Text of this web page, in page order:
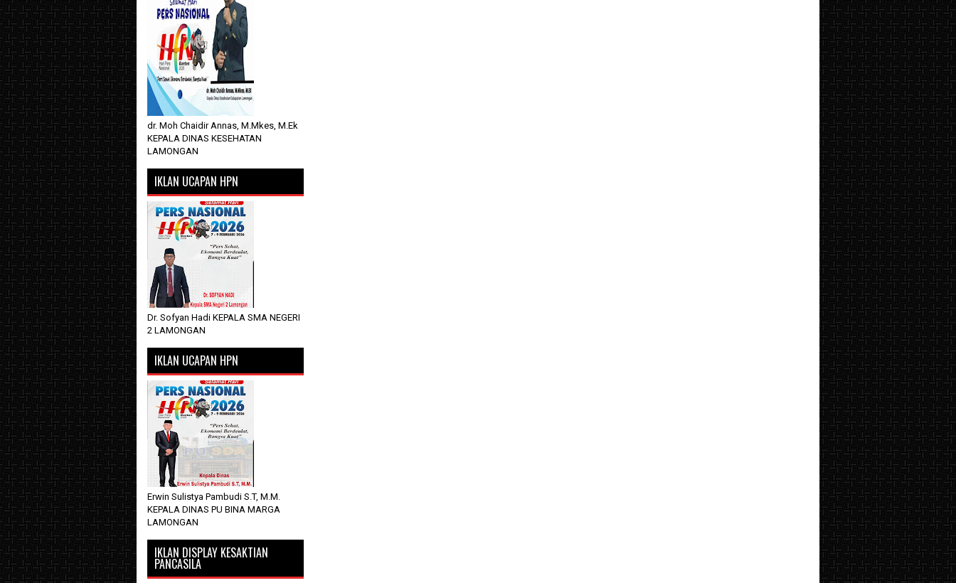
dr. Moh Chaidir Annas, M.Mkes, M.Ek
KEPALA DINAS KESEHATAN
LAMONGAN
IKLAN UCAPAN HPN
Dr. Sofyan Hadi KEPALA SMA NEGERI
2 LAMONGAN
IKLAN UCAPAN HPN
Erwin Sulistya Pambudi S.T, M.M.
KEPALA DINAS PU BINA MARGA
LAMONGAN
IKLAN DISPLAY KESAKTIAN
PANCASILA